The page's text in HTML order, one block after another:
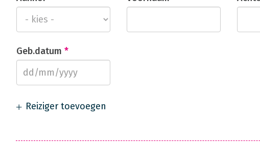
Geb.datum *
Reiziger toevoegen